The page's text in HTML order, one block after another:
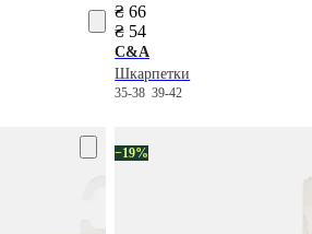
₴ 66
₴ 54
C&A
Шкарпетки
35-3839-42
−19%